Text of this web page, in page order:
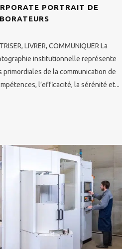
PORTRAIT DE
LIVRER, COMMUNIQUER La
institutionnelle représente
de la communication de
l’efficacité, la sérénité et...